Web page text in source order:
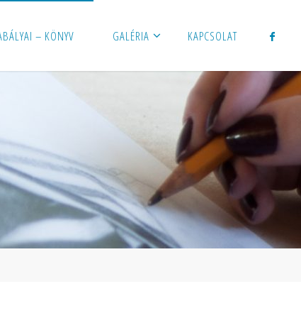
– KÖNYV GALÉRIA KAPCSOLAT